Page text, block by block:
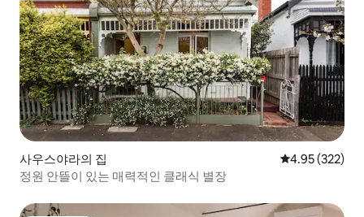
사우스야라의 집 평점 4.95점(5
4.95 (322)
정원 안뜰이 있는 매력적인 클래식 별장